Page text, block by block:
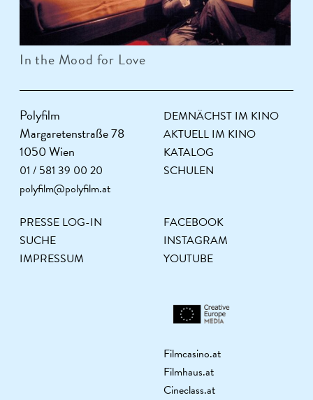
In the Mood for Love
Polyfilm
Margaretenstraße 78
1050 Wien
01 / 581 39 00 20
polyfilm@polyfilm.at
DEMNÄCHST IM KINO
AKTUELL IM KINO
KATALOG
SCHULEN
PRESSE LOG-IN
SUCHE
IMPRESSUM
FACEBOOK
INSTAGRAM
YOUTUBE
Filmcasino.at
Filmhaus.at
Cineclass.at